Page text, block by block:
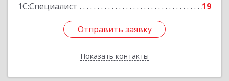
1С:Специалист
19
Отправить заявку
Показать контакты
Отправить заявку
Назад